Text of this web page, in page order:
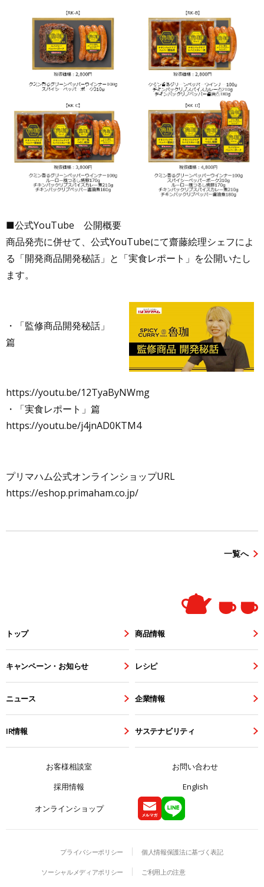
■公式YouTube 公開概要
商品発売に併せて、公式YouTubeにて齋藤絵理シェフによ
る「開発商品開発秘話」と「実食レポート」を公開いたし
ます。
・「監修商品開発秘話」
篇
https://youtu.be/12TyaByNWmg
・「実食レポート」篇
https://youtu.be/j4jnAD0KTM4
プリマハム公式オンラインショップURL
https://eshop.primaham.co.jp/
一覧へ
トップ 商品情報
キャンペーン・お知らせ レシピ
ニュース 企業情報
IR情報 サステナビリティ
お客様相談室
お問い合わせ
採用情報
English
オンラインショップ
プライバシーポリシー 個人情報保護法に基づく表記
ソーシャルメディアポリシー ご利用上の注意